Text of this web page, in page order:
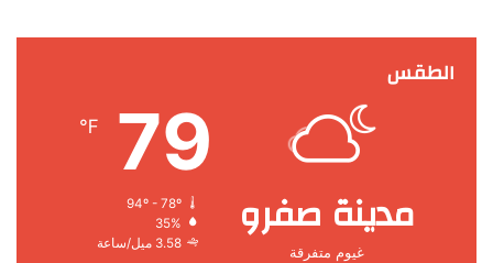
الطقس
مدينة صفرو
غيوم متفرقة
79
℉
94º - 78º
35%
3.58 ميل/ساعة